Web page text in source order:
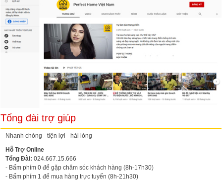
Tổng đài trợ giúp
Nhanh chóng - tiện lợi - hài lòng
Hỗ Trợ Online
Tổng Đài: 024.667.15.666
- Bấm phím 0 để gặp chăm sóc khách hàng (8h-17h30)
- Bấm phím 1 để mua hàng trực tuyến (8h-21h30)